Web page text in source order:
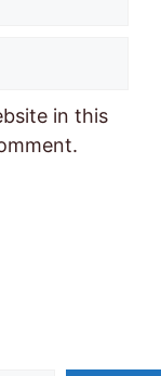
in this